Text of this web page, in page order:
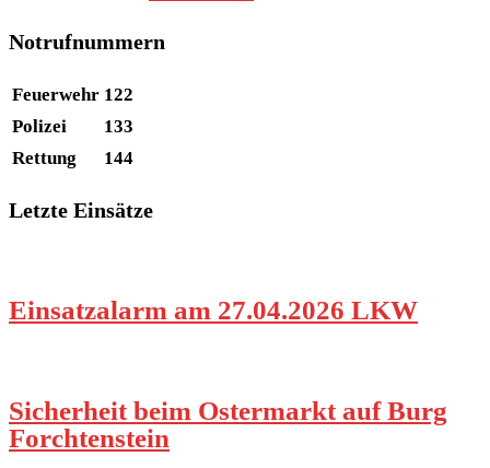
Notrufnummern
Feuerwehr 122
Polizei
133
Rettung
144
Letzte Einsätze
Einsatzalarm am 27.04.2026 LKW
Sicherheit beim Ostermarkt auf Burg
Forchtenstein